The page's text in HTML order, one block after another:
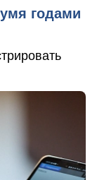
годами